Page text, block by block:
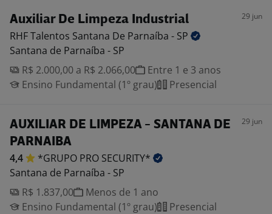
Auxiliar De Limpeza Industrial 29 jun
RHF Talentos Santana De Parnaíba - SP
Santana de Parnaíba - SP
R$ 2.000,00 a R$ 2.066,00
Entre 1 e 3 anos
Ensino Fundamental (1º grau)
Presencial
AUXILIAR DE LIMPEZA - SANTANA DE
PARNAIBA
29 jun
4,4 *GRUPO PRO SECURITY*
Santana de Parnaíba - SP
R$ 1.837,00
Menos de 1 ano
Ensino Fundamental (1º grau)
Presencial